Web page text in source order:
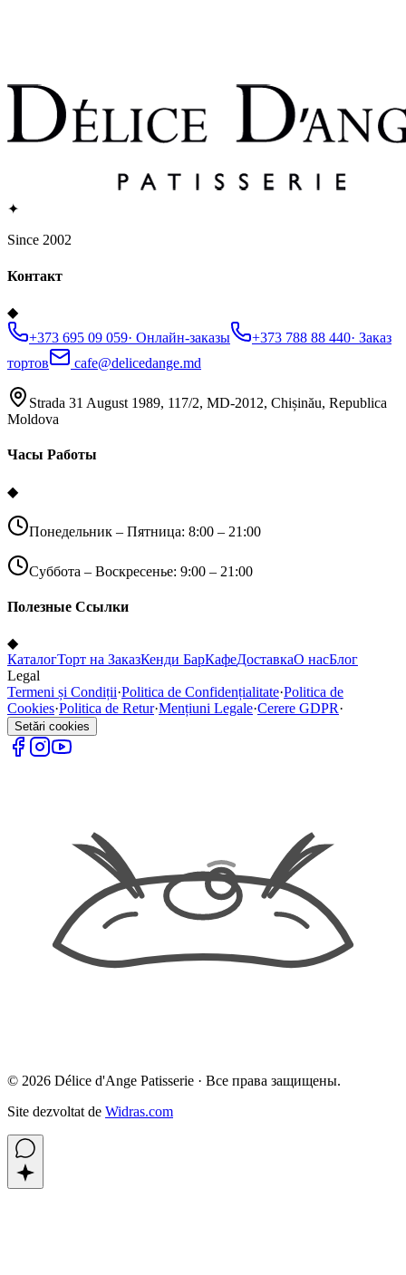
✦
Since 2002
Контакт
◆
+373 695 09 059· Онлайн-заказы +373 788 88 440· Заказ
тортов
cafe@delicedange.md
Strada 31 August 1989, 117/2, MD-2012, Chișinău, Republica
Moldova
Часы Работы
◆
Понедельник – Пятница: 8:00 – 21:00
Суббота – Воскресенье: 9:00 – 21:00
Полезные Ссылки
◆
КаталогТорт на ЗаказКенди БарКафеДоставкаО насБлог
Legal
Termeni și Condiții·Politica de Confidențialitate·Politica de
Cookies·Politica de Retur·Mențiuni Legale·Cerere GDPR·
Setări cookies
© 2026 Délice d'Ange Patisserie · Все права защищены.
Site dezvoltat de Widras.com